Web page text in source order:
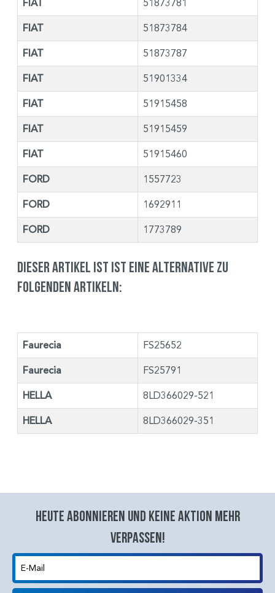
FIAT 51873781
FIAT 51873784
FIAT 51873787
FIAT 51901334
FIAT 51915458
FIAT 51915459
FIAT 51915460
FORD 1557723
FORD 1692911
FORD 1773789
Dieser Artikel ist ist eine Alternative zu
folgenden Artikeln:
Faurecia FS25652
Faurecia FS25791
HELLA 8LD366029-521
HELLA 8LD366029-351
Heute abonnieren und keine aktion mehr
verpassen!
E-Mail